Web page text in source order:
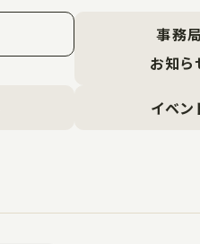
事務局
お知ら
イベン